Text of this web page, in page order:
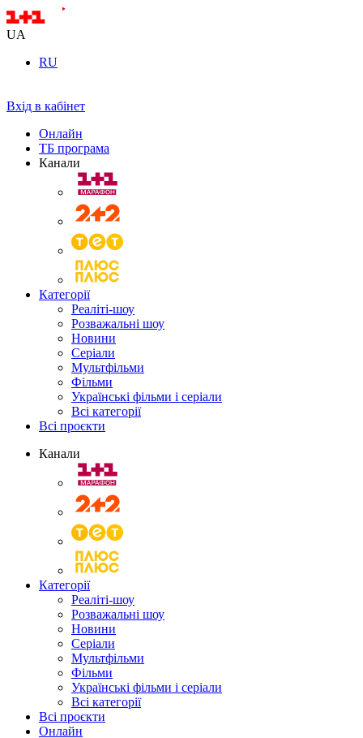
UA
RU
Вхід в кабінет
Онлайн
ТБ програма
Канали
Категорії
Реаліті-шоу
Розважальні шоу
Новини
Серіали
Мультфільми
Фільми
Українські фільми і серіали
Всі категорії
Всі проєкти
Канали
Категорії
Реаліті-шоу
Розважальні шоу
Новини
Серіали
Мультфільми
Фільми
Українські фільми і серіали
Всі категорії
Всі проєкти
Онлайн